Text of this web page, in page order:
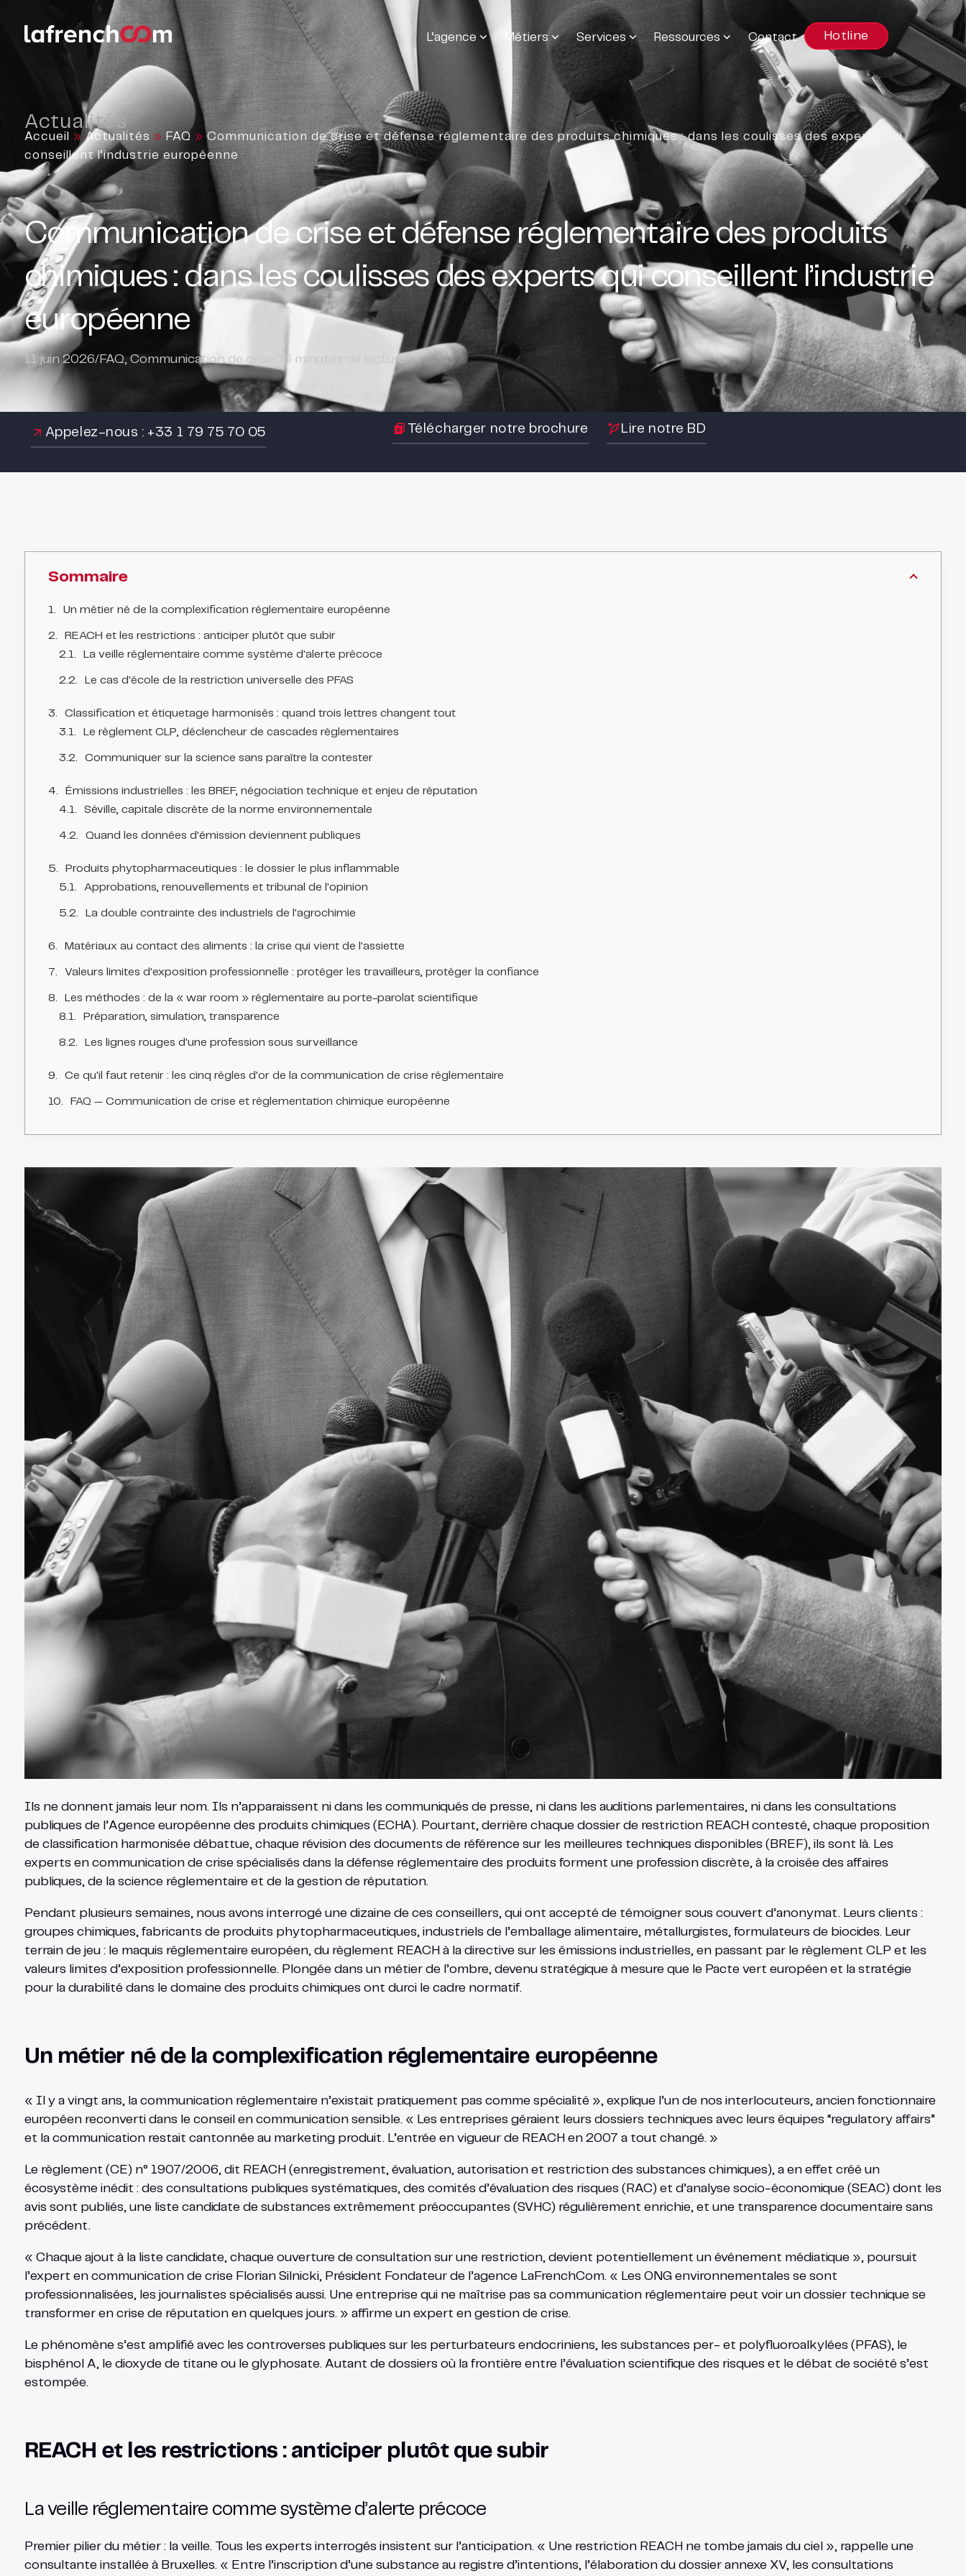
L’agence Métiers Services Ressources Contact Hotline
Actualités
Accueil » Actualités » FAQ »Communication de crise et défense réglementaire des produits chimiques : dans les coulisses des experts qui
conseillent l’industrie européenne
Communication de crise et défense réglementaire des produits
chimiques : dans les coulisses des experts qui conseillent l’industrie
européenne
11 juin 2026/FAQ, Communication de crise 16 minutes de lecture
Appelez-nous : +33 1 79 75 70 05 Télécharger notre brochure Lire notre BD
Sommaire
Un métier né de la complexification réglementaire européenne
REACH et les restrictions : anticiper plutôt que subir
La veille réglementaire comme système d'alerte précoce
Le cas d'école de la restriction universelle des PFAS
Classification et étiquetage harmonisés : quand trois lettres changent tout
Le règlement CLP, déclencheur de cascades réglementaires
Communiquer sur la science sans paraître la contester
Émissions industrielles : les BREF, négociation technique et enjeu de réputation
Séville, capitale discrète de la norme environnementale
Quand les données d'émission deviennent publiques
Produits phytopharmaceutiques : le dossier le plus inflammable
Approbations, renouvellements et tribunal de l'opinion
La double contrainte des industriels de l'agrochimie
Matériaux au contact des aliments : la crise qui vient de l'assiette
Valeurs limites d'exposition professionnelle : protéger les travailleurs, protéger la confiance
Les méthodes : de la « war room » réglementaire au porte-parolat scientifique
Préparation, simulation, transparence
Les lignes rouges d'une profession sous surveillance
Ce qu'il faut retenir : les cinq règles d'or de la communication de crise réglementaire
FAQ — Communication de crise et réglementation chimique européenne
Ils ne donnent jamais leur nom. Ils n’apparaissent ni dans les communiqués de presse, ni dans les auditions parlementaires, ni dans les consultations
publiques de l’Agence européenne des produits chimiques (ECHA). Pourtant, derrière chaque dossier de restriction REACH contesté, chaque proposition
de classification harmonisée débattue, chaque révision des documents de référence sur les meilleures techniques disponibles (BREF), ils sont là. Les
experts en communication de crise spécialisés dans la défense réglementaire des produits forment une profession discrète, à la croisée des affaires
publiques, de la science réglementaire et de la gestion de réputation.
Pendant plusieurs semaines, nous avons interrogé une dizaine de ces conseillers, qui ont accepté de témoigner sous couvert d’anonymat. Leurs clients :
groupes chimiques, fabricants de produits phytopharmaceutiques, industriels de l’emballage alimentaire, métallurgistes, formulateurs de biocides. Leur
terrain de jeu : le maquis réglementaire européen, du règlement REACH à la directive sur les émissions industrielles, en passant par le règlement CLP et les
valeurs limites d’exposition professionnelle. Plongée dans un métier de l’ombre, devenu stratégique à mesure que le Pacte vert européen et la stratégie
pour la durabilité dans le domaine des produits chimiques ont durci le cadre normatif.
Un métier né de la complexification réglementaire européenne
« Il y a vingt ans, la communication réglementaire n’existait pratiquement pas comme spécialité », explique l’un de nos interlocuteurs, ancien fonctionnaire
européen reconverti dans le conseil en communication sensible. « Les entreprises géraient leurs dossiers techniques avec leurs équipes “regulatory affairs”
et la communication restait cantonnée au marketing produit. L’entrée en vigueur de REACH en 2007 a tout changé. »
Le règlement (CE) n° 1907/2006, dit REACH (enregistrement, évaluation, autorisation et restriction des substances chimiques), a en effet créé un
écosystème inédit : des consultations publiques systématiques, des comités d’évaluation des risques (RAC) et d’analyse socio-économique (SEAC) dont les
avis sont publiés, une liste candidate de substances extrêmement préoccupantes (SVHC) régulièrement enrichie, et une transparence documentaire sans
précédent.
« Chaque ajout à la liste candidate, chaque ouverture de consultation sur une restriction, devient potentiellement un événement médiatique », poursuit
l’expert en communication de crise Florian Silnicki, Président Fondateur de l’agence LaFrenchCom. « Les ONG environnementales se sont
professionnalisées, les journalistes spécialisés aussi. Une entreprise qui ne maîtrise pas sa communication réglementaire peut voir un dossier technique se
transformer en crise de réputation en quelques jours. » affirme un expert en gestion de crise.
Le phénomène s’est amplifié avec les controverses publiques sur les perturbateurs endocriniens, les substances per- et polyfluoroalkylées (PFAS), le
bisphénol A, le dioxyde de titane ou le glyphosate. Autant de dossiers où la frontière entre l’évaluation scientifique des risques et le débat de société s’est
estompée.
REACH et les restrictions : anticiper plutôt que subir
La veille réglementaire comme système d’alerte précoce
Premier pilier du métier : la veille. Tous les experts interrogés insistent sur l’anticipation. « Une restriction REACH ne tombe jamais du ciel », rappelle une
consultante installée à Bruxelles. « Entre l’inscription d’une substance au registre d’intentions, l’élaboration du dossier annexe XV, les consultations